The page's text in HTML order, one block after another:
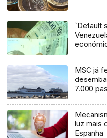
`Default
MSC já
7.000
luz mais
Espanha